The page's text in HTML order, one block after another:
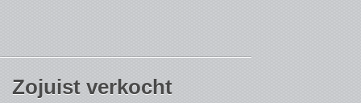
Zojuist verkocht